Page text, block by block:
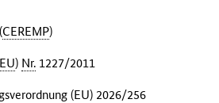
CEREMP)
) Nr.1227/2011
(EU) 2026/256